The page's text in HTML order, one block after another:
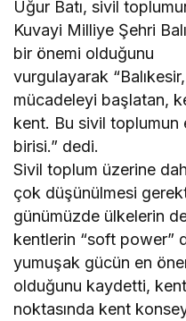
Uğur Batı, sivil
Kuvayi Milliye Şehri
bir önemi olduğunu
vurgulayarak
mücadeleyi başlatan,
kent. Bu sivil toplumun
birisi.” dedi.
Sivil toplum üzerine
çok düşünülmesi
günümüzde ülkelerin
kentlerin “soft power”
yumuşak gücün en
olduğunu kaydetti,
noktasında kent